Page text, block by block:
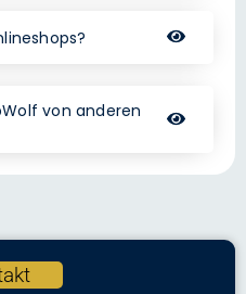
von anderen